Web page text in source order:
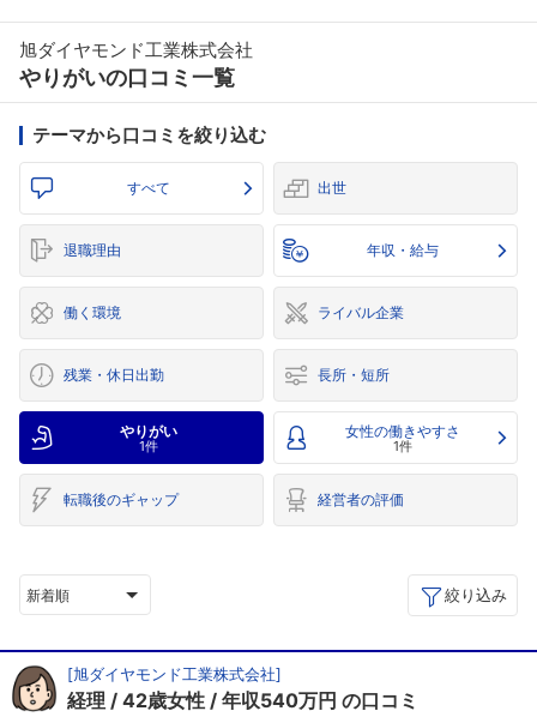
旭ダイヤモンド工業株式会社
やりがいの口コミ一覧
テーマから口コミを絞り込む
すべて 出世
退職理由 年収・給与
働く環境 ライバル企業
残業・休日出勤 長所・短所
やりがい
1件
女性の働きやすさ
1件
転職後のギャップ 経営者の評価
新着順 絞り込み
[旭ダイヤモンド工業株式会社]
経理 42歳女性 年収540万円 の口コミ